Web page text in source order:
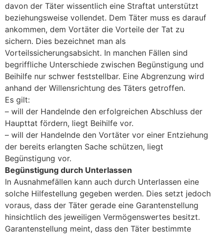
davon der Täter wissentlich eine Straftat unterstützt
beziehungsweise vollendet. Dem Täter muss es darauf
ankommen, dem Vortäter die Vorteile der Tat zu
sichern. Dies bezeichnet man als
Vorteilssicherungsabsicht. In manchen Fällen sind
begriffliche Unterschiede zwischen Begünstigung und
Beihilfe nur schwer feststellbar. Eine Abgrenzung wird
anhand der Willensrichtung des Täters getroffen.
Es gilt:
– will der Handelnde den erfolgreichen Abschluss der
Haupttat fördern, liegt Beihilfe vor.
– will der Handelnde den Vortäter vor einer Entziehung
der bereits erlangten Sache schützen, liegt
Begünstigung vor.
Begünstigung durch Unterlassen
In Ausnahmefällen kann auch durch Unterlassen eine
solche Hilfestellung gegeben werden. Dies setzt jedoch
voraus, dass der Täter gerade eine Garantenstellung
hinsichtlich des jeweiligen Vermögenswertes besitzt.
Garantenstellung meint, dass den Täter bestimmte